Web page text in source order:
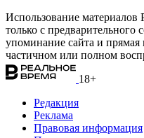
Использование материалов
только с предварительного
упоминание сайта и прямая
частичном или полном
18+
Редакция
Реклама
Правовая информация